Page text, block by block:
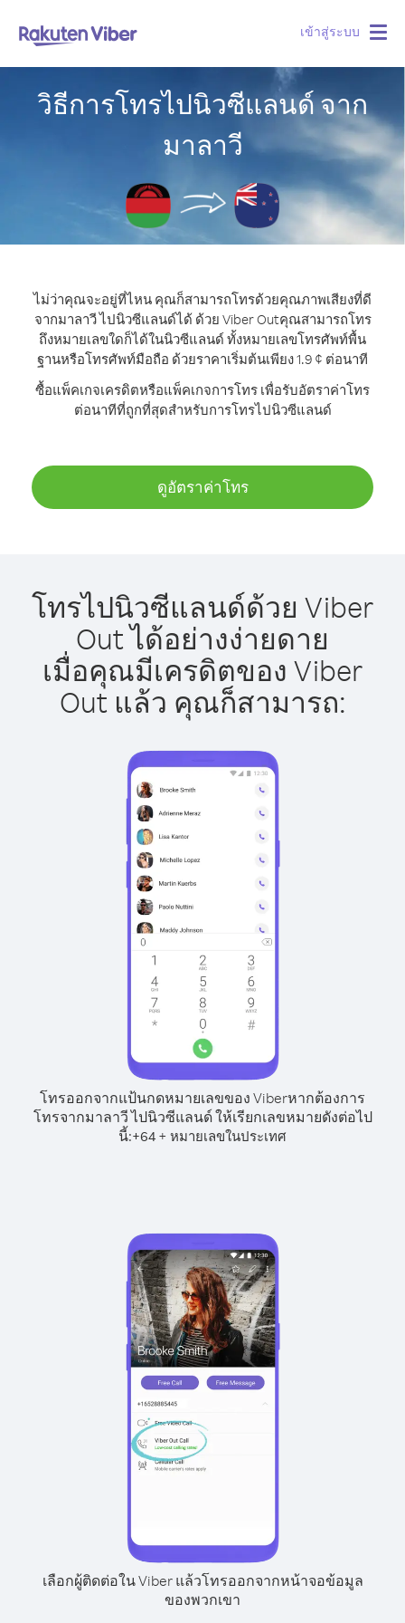
เข้าสู่ระบบ
วิธีการโทรไปนิวซีแลนด์ จาก
มาลาวี
ไม่ว่าคุณจะอยู่ที่ไหน คุณก็สามารถโทรด้วยคุณภาพเสียงที่ดี
จากมาลาวี ไปนิวซีแลนด์ได้ ด้วย Viber Outคุณสามารถโทร
ถึงหมายเลขใดก็ได้ในนิวซีแลนด์ ทั้งหมายเลขโทรศัพท์พื้น
ฐานหรือโทรศัพท์มือถือ ด้วยราคาเริ่มต้นเพียง 1.9 ¢ ต่อนาที
ซื้อแพ็คเกจเครดิตหรือแพ็คเกจการโทร เพื่อรับอัตราค่าโทร
ต่อนาทีที่ถูกที่สุดสำหรับการโทรไปนิวซีแลนด์
ดูอัตราค่าโทร
โทรไปนิวซีแลนด์ด้วย Viber
Out ได้อย่างง่ายดาย
เมื่อคุณมีเครดิตของ Viber
Out แล้ว คุณก็สามารถ:
โทรออกจากแป้นกดหมายเลขของ Viberหากต้องการ
โทรจากมาลาวี ไปนิวซีแลนด์ ให้เรียกเลขหมายดังต่อไป
นี้:+64 + หมายเลขในประเทศ
เลือกผู้ติดต่อใน Viber แล้วโทรออกจากหน้าจอข้อมูล
ของพวกเขา